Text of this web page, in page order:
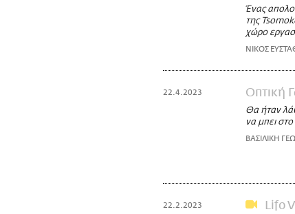
Ένας
της
χώρο
ΝΙΚΟΣ
22.4.2023 Οπτική
Θα ήταν
να μπει
ΒΑΣΙΛΙΚΗ
22.2.2023 Lifo